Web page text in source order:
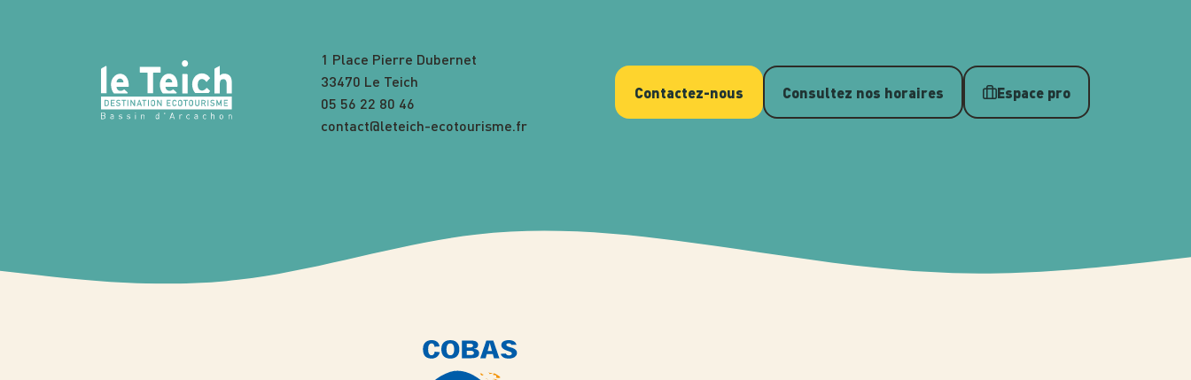
1 Place Pierre Dubernet
33470 Le Teich
05 56 22 80 46
contact@leteich-ecotourisme.fr
Contactez-nous Consultez nos horaires Espace pro